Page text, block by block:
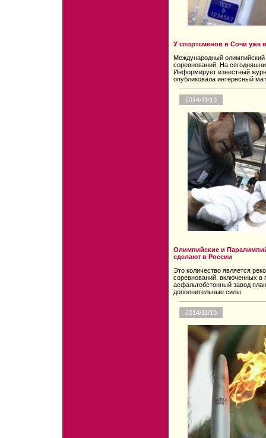
У спортсменов в Сочи уже
Международный олимпийский
соревнований. На
Информирует известный
опубликовала интересный
2014/11/19
Олимпийские и
сделают в России
Это количество является
соревнований, включенных в
асфальтобетонный завод
дополнительные силы.
2014/11/19